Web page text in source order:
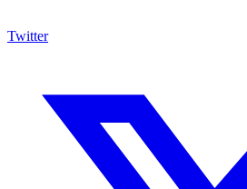
Twitter